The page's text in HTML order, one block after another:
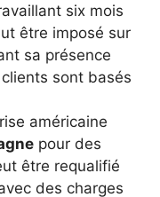
six mois
être imposé sur
sa présence
sont basés
américaine
pour des
être requalifié
des charges